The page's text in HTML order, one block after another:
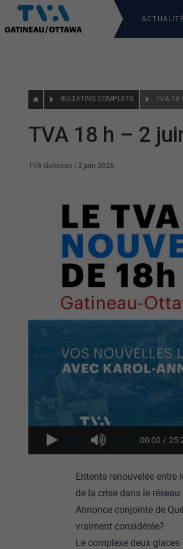
BULLETINS COMPLETS TVA 18
TVA 18 h – 2
TVA Gatineau 2 juin 2026
00:00 /
Entente renouvelée entre
de la crise dans le
Annonce conjointe de
vraiment considérée?
Le complexe deux glaces